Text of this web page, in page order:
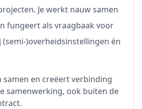
Je werkt nauw samen
fungeert als vraagbaak voor
)overheidsinstellingen én
samen en creëert verbinding
samenwerking, ook buiten de